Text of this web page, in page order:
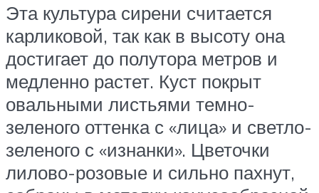
Эта культура сирени считается
карликовой, так как в высоту она
достигает до полутора метров и
медленно растет. Куст покрыт
овальными листьями темно-
зеленого оттенка с «лица» и светло-
зеленого с «изнанки». Цветочки
лилово-розовые и сильно пахнут,